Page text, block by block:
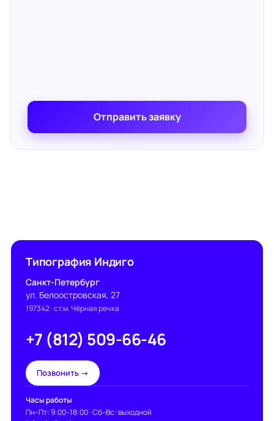
Отправить заявку
Типография Индиго
Санкт-Петербург
ул. Белоостровская, 27
197342· ст.м. Чёрная речка
+7 (812) 509-66-46
Позвонить →
Часы работы
Пн–Пт: 9:00–18:00 · Сб–Вс: выходной